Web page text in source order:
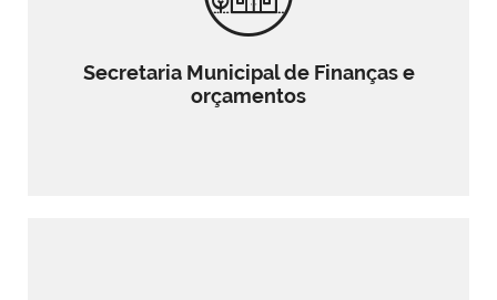
Secretaria Municipal de Finanças e
orçamentos